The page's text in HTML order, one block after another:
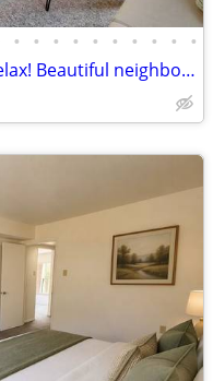
• • • • • • • • • •
A great place to kick back and relax! Beautiful neighborhood!